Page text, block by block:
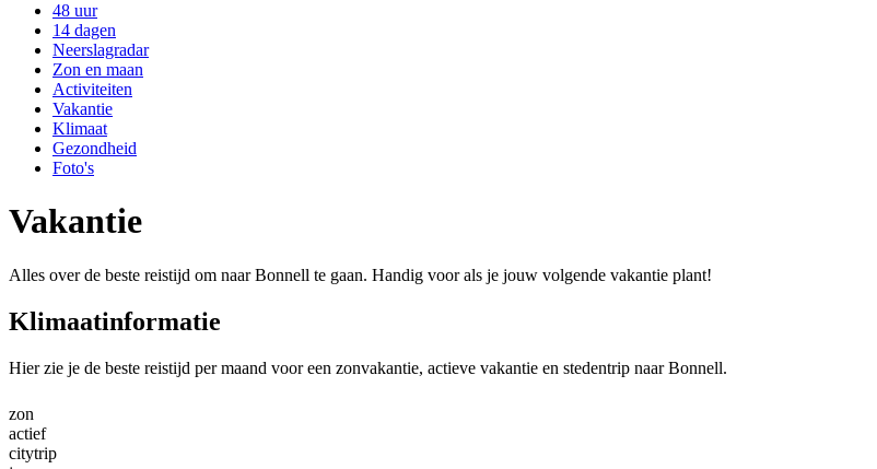
48 uur
14 dagen
Neerslagradar
Zon en maan
Activiteiten
Vakantie
Klimaat
Gezondheid
Foto's
Vakantie
Alles over de beste reistijd om naar Bonnell te gaan. Handig voor als je jouw volgende vakantie plant!
Klimaatinformatie
Hier zie je de beste reistijd per maand voor een zonvakantie, actieve vakantie en stedentrip naar Bonnell.
zon
actief
citytrip